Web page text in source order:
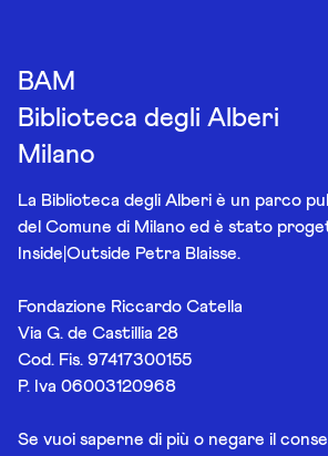
BAM
Biblioteca degli Alberi
Milano
La Biblioteca degli Alberi è un parco
del Comune di Milano ed è stato
Inside|Outside Petra Blaisse.
Fondazione Riccardo Catella
Via G. de Castillia 28
Cod. Fis. 97417300155
P. Iva 06003120968
Se vuoi saperne di più o negare il